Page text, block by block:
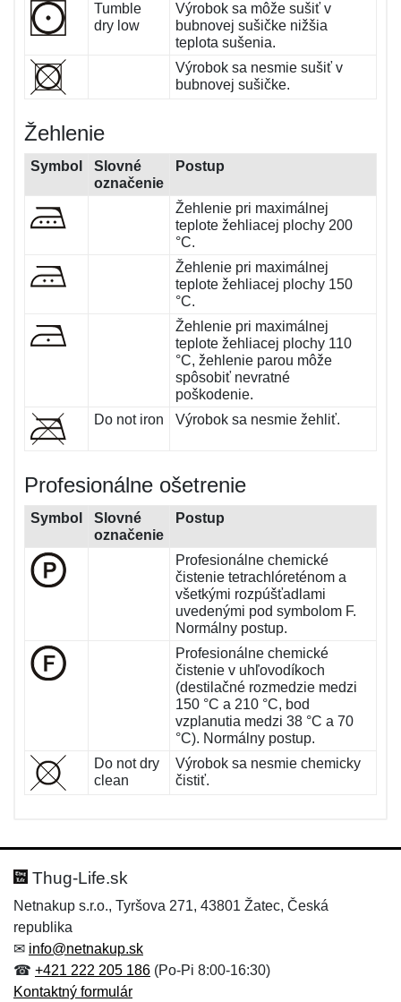
Tumble
dry low
Výrobok sa môže sušiť v
bubnovej sušičke nižšia
teplota sušenia.
Výrobok sa nesmie sušiť v
bubnovej sušičke.
Žehlenie
Symbol
Slovné
označenie
Postup
Žehlenie pri maximálnej
teplote žehliacej plochy 200
°C.
Žehlenie pri maximálnej
teplote žehliacej plochy 150
°C.
Žehlenie pri maximálnej
teplote žehliacej plochy 110
°C, žehlenie parou môže
spôsobiť nevratné
poškodenie.
Do not iron
Výrobok sa nesmie žehliť.
Profesionálne ošetrenie
Symbol
Slovné
označenie
Postup
Profesionálne chemické
čistenie tetrachlóreténom a
všetkými rozpúšťadlami
uvedenými pod symbolom F.
Normálny postup.
Profesionálne chemické
čistenie v uhľovodíkoch
(destilačné rozmedzie medzi
150 °C a 210 °C, bod
vzplanutia medzi 38 °C a 70
°C). Normálny postup.
Do not dry
clean
Výrobok sa nesmie chemicky
čistiť.
Thug-Life.sk
Netnakup s.r.o., Tyršova 271, 43801 Žatec, Česká
republika
✉ info@netnakup.sk
☎ +421 222 205 186 (Po-Pi 8:00-16:30)
Kontaktný formulár